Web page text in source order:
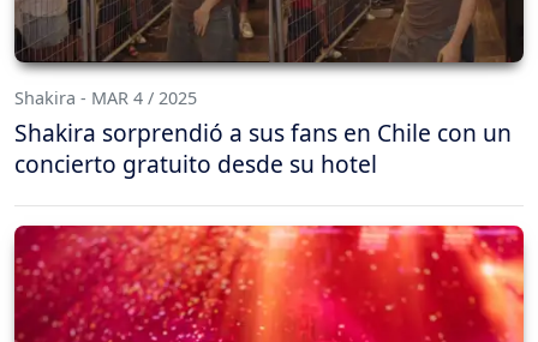
Shakira - MAR 4 / 2025
Shakira sorprendió a sus fans en Chile con un
concierto gratuito desde su hotel